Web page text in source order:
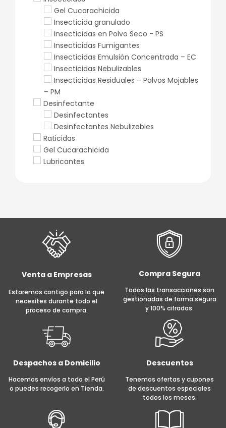
Gel Cucarachicida
Insecticida granulado
Insecticidas en Polvo Seco - PS
Insecticidas Fumigantes
Insecticidas Emulsión Concentrada – EC
Insecticidas Nebulizables
Insecticidas Residuales – Polvos Mojables
– PM
Desinfectante
Desinfectantes
Desinfectantes Nebulizables
Raticidas
Gel Cucarachicida
Lubricantes
Venta a Empresas
Estaremos contigo para lo que
necesites durante todo el
proceso de compra.
Compra Segura
Todas las transacciones son
gestionadas de forma segura
y 100% cifradas.
Despachos a Domicilio
Hacemos envíos a todo el Perú
o puedes recogerlo en Tienda.
Descuentos
Tenemos ofertas y cupones
de descuentos especiales
todos los meses.